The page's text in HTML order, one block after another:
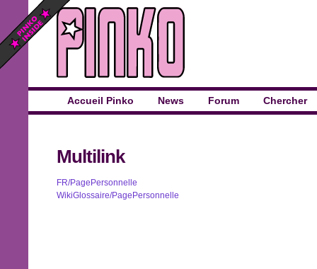
Accueil Pinko News Forum Chercher
Multilink
FR/PagePersonnelle
WikiGlossaire/PagePersonnelle